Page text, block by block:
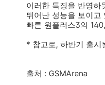
이러한 특징을 반영
뛰어난 성능을 보이고
빠른 원플러스3의
* 참고로, 하반기 출시
출처 : GSMArena